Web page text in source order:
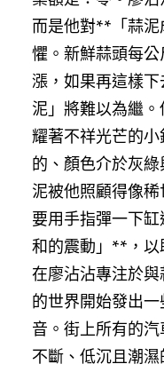
而是他對**「蒜
懼。新鮮蒜頭每
漲，如果再這樣
泥」將難以為繼
耀著不祥光芒的
的、顏色介於灰
泥被他照顧得像
要用手指彈一下
和的震動」**，以
在廖沾沾專注於
的世界開始發出
音。街上所有的
不斷、低沉且潮